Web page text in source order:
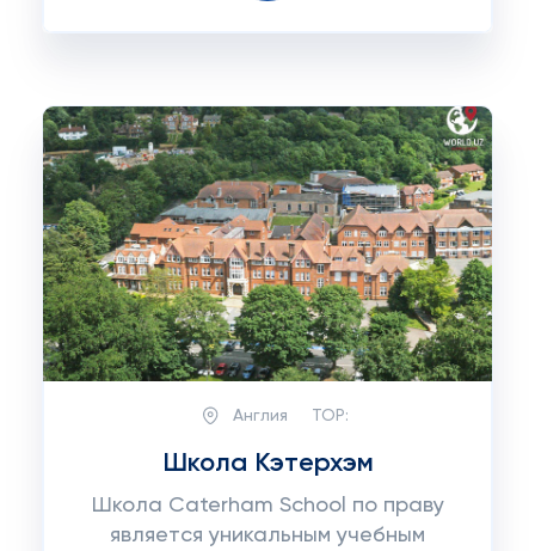
Англия TOP:
Школа Кэтерхэм
Школа Caterham School по праву
является уникальным учебным